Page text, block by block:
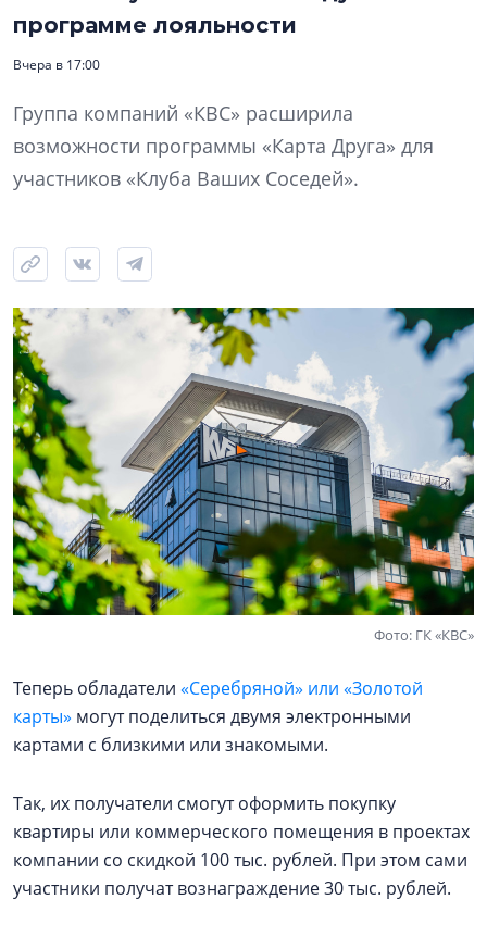
программе лояльности
Вчера в 17:00
Группа компаний «КВС» расширила
возможности программы «Карта Друга» для
участников «Клуба Ваших Соседей».
Фото: ГК «КВС»
Теперь обладатели «Серебряной» или «Золотой
карты» могут поделиться двумя электронными
картами с близкими или знакомыми.
Так, их получатели смогут оформить покупку
квартиры или коммерческого помещения в проектах
компании со скидкой 100 тыс. рублей. При этом сами
участники получат вознаграждение 30 тыс. рублей.